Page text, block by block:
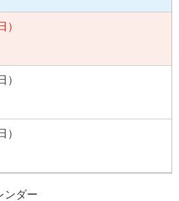
）
）
）
ンダー